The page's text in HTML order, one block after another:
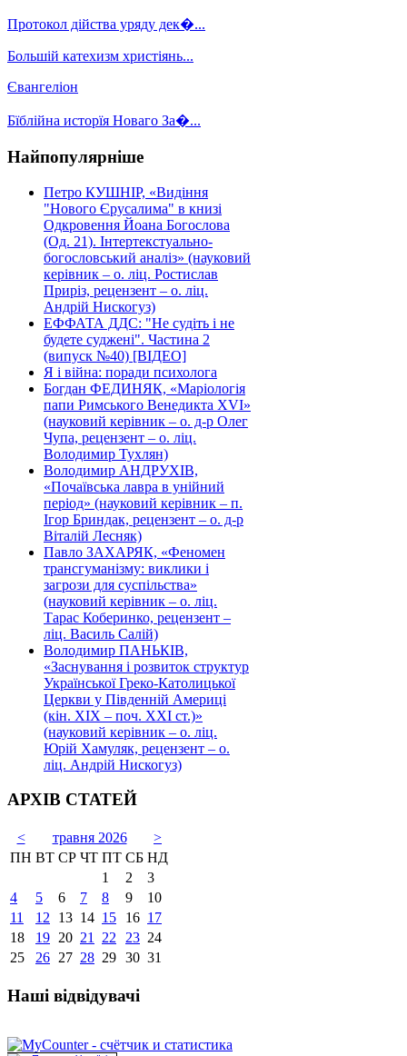
Протокол дійства уряду дек�...
Большій катехизм христіянь...
Євангеліон
Бїблійна исторїя Новаго За�...
Найпопулярніше
Петро КУШНІР, «Видіння
"Нового Єрусалима" в книзі
Одкровення Йоана Богослова
(Од. 21). Інтертекстуально-
богословський аналіз» (науковий
керівник – о. ліц. Ростислав
Приріз, рецензент – о. ліц.
Андрій Нискогуз)
ЕФФАТА ДДС: "Не судіть і не
будете суджені". Частина 2
(випуск №40) [ВІДЕО]
Я і війна: поради психолога
Богдан ФЕДИНЯК, «Маріологія
папи Римського Венедикта XVI»
(науковий керівник – о. д-р Олег
Чупа, рецензент – о. ліц.
Володимир Тухлян)
Володимир АНДРУХІВ,
«Почаївська лавра в унійний
період» (науковий керівник – п.
Ігор Бриндак, рецензент – о. д-р
Віталій Лесняк)
Павло ЗАХАРЯК, «Феномен
трансгуманізму: виклики і
загрози для суспільства»
(науковий керівник – о. ліц.
Тарас Коберинко, рецензент –
ліц. Василь Салій)
Володимир ПАНЬКІВ,
«Заснування і розвиток структур
Української Греко-Католицької
Церкви у Південній Америці
(кін. ХІХ – поч. ХХІ ст.)»
(науковий керівник – о. ліц.
Юрій Хамуляк, рецензент – о.
ліц. Андрій Нискогуз)
АРХІВ СТАТЕЙ
< травня 2026
>
ПН ВТ СР ЧТ ПТ СБ НД
1
2
3
4
5 6 7 8 9
10
11
12 13 14 15 16 17
18
19 20 21 22 23 24
25
26 27 28 29 30 31
Наші відвідувачі